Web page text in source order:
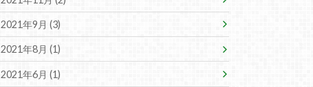
2021年9月 (3)
2021年8月 (1)
2021年6月 (1)